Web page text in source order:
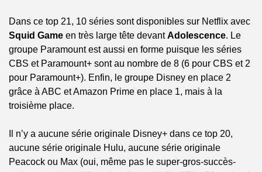
Squid Game en très large tête devant Adolescence. Le
groupe Paramount est aussi en forme puisque les séries
CBS et Paramount+ sont au nombre de 8 (6 pour CBS et 2
pour Paramount+). Enfin, le groupe Disney en place 2
grâce à ABC et Amazon Prime en place 1, mais à la
troisième place.
Il n’y a aucune série originale Disney+ dans ce top 20,
aucune série originale Hulu, aucune série originale
Peacock ou Max (oui, même pas le super-gros-succès-